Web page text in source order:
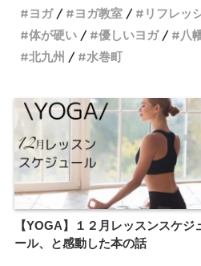
ヨガ
ヨガ教室 リフレッ
体が硬い
優しいヨガ 八
北九州
水巻町
【YOGA】１２月レッスンスケジ
ール、と感動した本の話